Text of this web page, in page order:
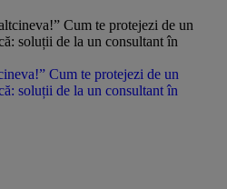
Cum te protejezi de un
soluții de la un consultant în